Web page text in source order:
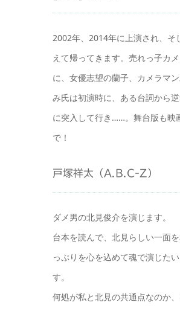
2002年、2014年に上演され、そ
えて帰ってきます。売れっ子カ
に、女優志望の蘭子、カメラマ
み氏は初演時に、ある台詞から
に突入して行き……。舞台版も映
で！
戸塚祥太（A.B.C-Z）
ダメ男の北見俊介を演じます。
台本を読んで、北見らしい一面
っぷりを心を込めて魂で演じた
す。
何処が私と北見の共通点なのか